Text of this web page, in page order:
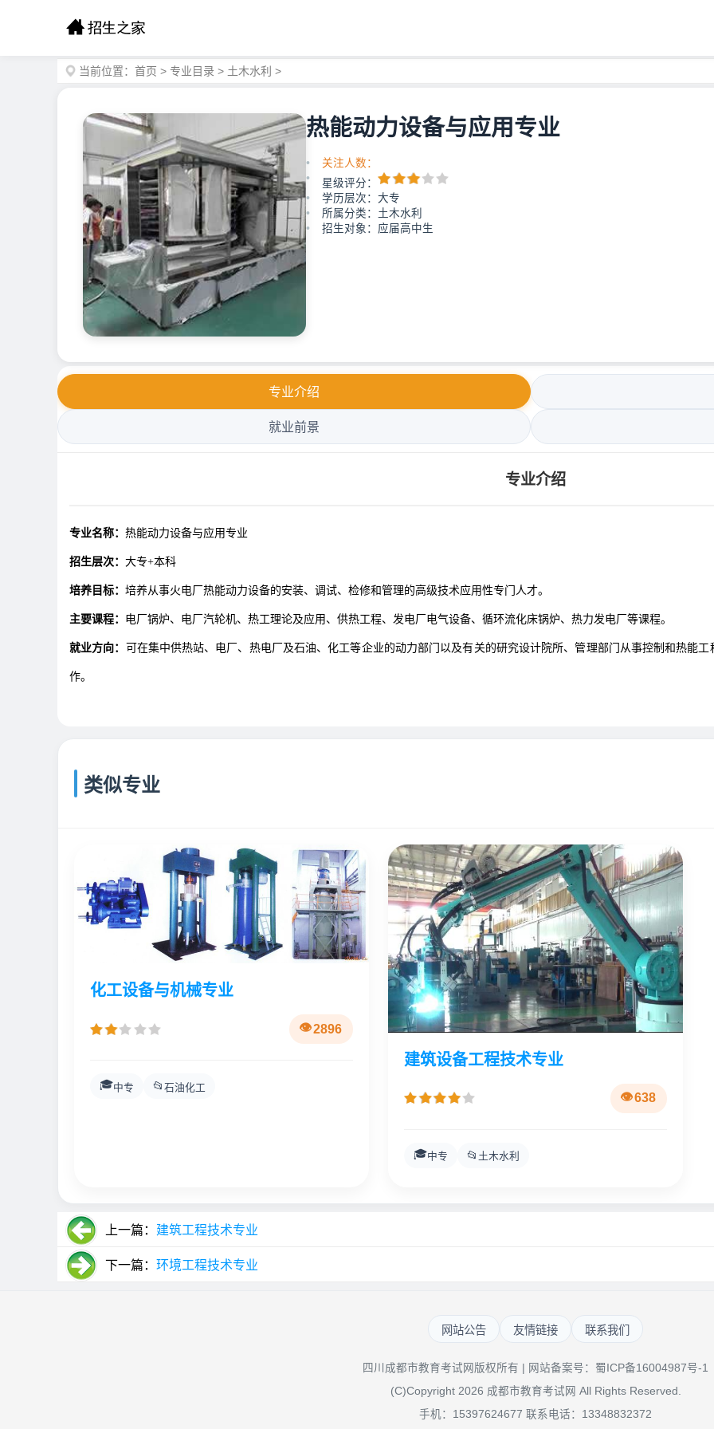
当前位置： 首页 > 专业目录 > 土木水利 >
热能动力设备与应用专业
关注人数：
星级评分：
学历层次：大专
所属分类：土木水利
招生对象：应届高中生
专业介绍
就业前景
专业介绍
专业名称： 热能动力设备与应用专业
招生层次： 大专+本科
培养目标： 培养从事火电厂热能动力设备的安装、调试、检修和管理的高级技术应用性专门人才。
主要课程： 电厂锅炉、电厂汽轮机、热工理论及应用、供热工程、发电厂电气设备、循环流化床锅炉、热力发电厂等课程。
就业方向： 可在集中供热站、电厂、热电厂及石油、化工等企业的动力部门以及有关的研究设计院所、管理部门从事控制和热能
作。
类似专业
化工设备与机械专业
2896
🎓中专 📂 石油化工
建筑设备工程技术专业
638
🎓中专 📂 土木水利
上一篇： 建筑工程技术专业
下一篇： 环境工程技术专业
网站公告 友情链接 联系我们
四川成都市教育考试网版权所有 | 网站备案号： 蜀ICP备16004987号-1
(C)Copyright 2026 成都市教育考试网 All Rights Reserved.
手机：15397624677 联系电话：13348832372